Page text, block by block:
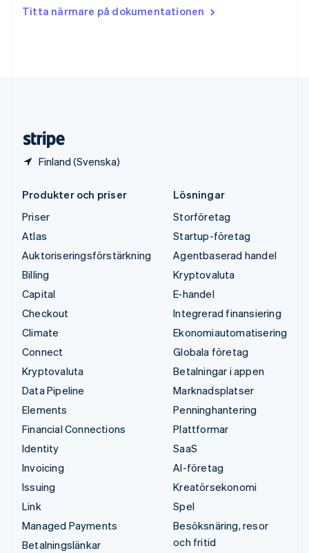
Titta närmare på dokumentationen
Finland (Svenska)
English
Produkter och priser
Priser
Atlas
Auktoriseringsförstärkning
Billing
Capital
Checkout
Climate
Connect
Kryptovaluta
Data Pipeline
Elements
Financial Connections
Identity
Invoicing
Issuing
Link
Managed Payments
Betalningslänkar
Lösningar
Storföretag
Startup-företag
Agentbaserad handel
Kryptovaluta
E-handel
Integrerad finansiering
Ekonomiautomatisering
Globala företag
Betalningar i appen
Marknadsplatser
Penninghantering
Plattformar
SaaS
AI-företag
Kreatörsekonomi
Spel
Besöksnäring, resor
och fritid